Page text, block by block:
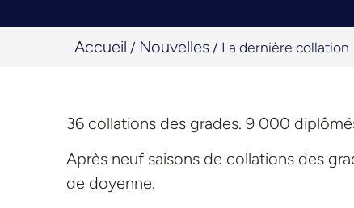
Accueil / Nouvelles / La dernière collation
36 collations des grades. 9 000
Après neuf saisons de collations des
de doyenne.